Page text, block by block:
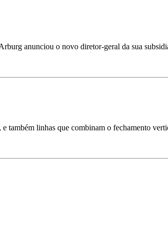
anunciou o novo diretor-geral da sua
também linhas que combinam o fechamento